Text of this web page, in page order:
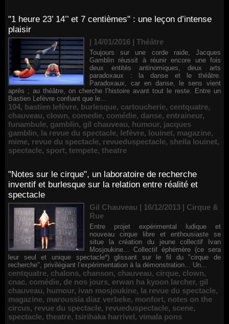
"1 heure 23’ 14’’ et 7 centièmes" : une leçon d’intense
plaisir
| 14/01/2016 | Théâtre
Toujours sur une corde raide, Jacques
Gamblin réussit à réunir encore une fois
deux entités antinomiques, deux arts
paradoxaux : la danse et le théâtre.
Paradoxaux, car en danse, le sens vient
après ; au théâtre, on cherche l’histoire avant tout le reste. Entre un
Bastien Lefèvre confiant que le...
104, bastien lefèvre, burlesque, cartoucherie, centquatre,
chauveau, clown, comedie, comédie, danse, entraineur,
funambule, gamblin, gil chauveau, humour, jacques
gamblin, la revue du spectacle, lefèvre, louinet, magazine,
mime, revue du spectacle, revueduspectacle, sheila louinet,
spectacle, sport, tempete, theatre
"Notes sur le cirque", un laboratoire de recherche
inventif et burlesque sur la relation entre réalité et
spectacle
Gil Chauveau | 16/12/2013 | Cirque &
Rue
Entre projet expérimental ludique et
nouveau cirque libre et enthousiaste se
situe la création du jeune collectif Ivan
Mosjoukine... Collectif éphémère (ce sera
leur seul et unique spectacle*) glissant sur le fil du "cirque de
recherche", privilégiant l’expérimentation à la démonstration... Un...
centquatre, chalons, chanson, chauveau, cirque, clown,
cnac, comédie, de nos jours, erwan ha kyoon larcher, gil
chauveau, humour, ivan mosjoukine, la revue du spectacle,
magazine, maroussia diaz verbeke, monfort, notes on the
circus, revue du spectacle, revueduspectacle, scene,
spectacle, theatre, tsirihaka harrivel, vimala pons